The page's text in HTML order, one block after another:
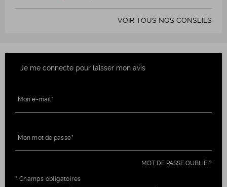
VOIR TOUS NOS CONSEILS
Je me connecte pour laisser mon avis
* Champs obligatoires
Mon e-mail
Mon mot de passe
MOT DE PASSE OUBLIÉ ?